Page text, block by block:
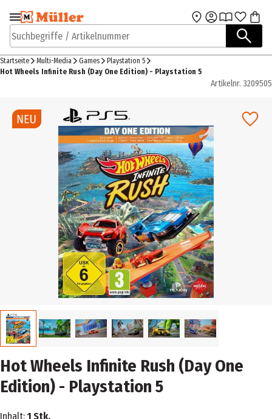
Zur Navigation
springen
Zum Hauptinhalt
Suchbegriffe / Artikelnummer
Startseite Multi-Media Games
Playstation 5
Hot Wheels Infinite Rush (Day One Edition) - Playstation 5
Artikelnr. 3209505
Hot Wheels Infinite Rush (Day One
Edition) - Playstation 5
Inhalt: 1 Stk.